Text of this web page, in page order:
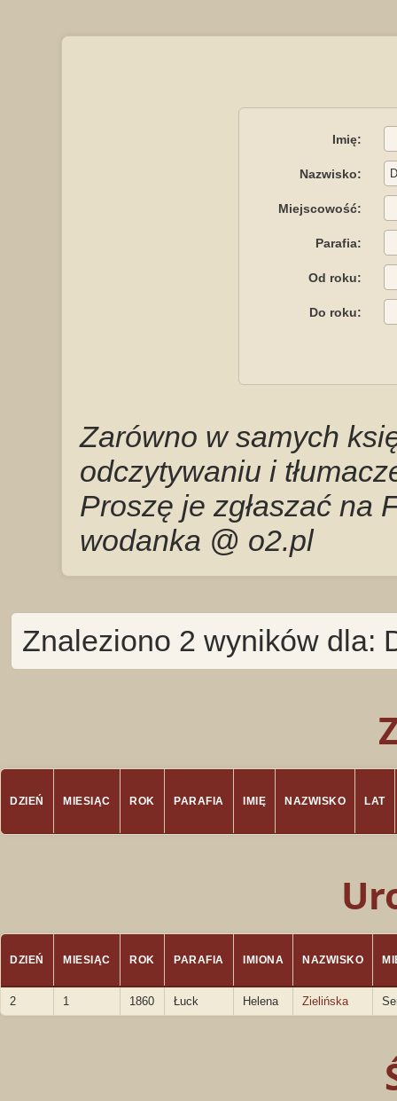
Imię:
Nazwisko:
Miejscowość:
Parafia:
Od roku:
Do roku:
Zarówno w samych
odczytywaniu i
Proszę je zgłaszać na
wodanka @ o2.pl
Znaleziono 2 wyników dla:
DZIEŃ MIESIĄC ROK PARAFIA IMIĘ NAZWISKO LAT
DZIEŃ MIESIĄC ROK PARAFIA IMIONA NAZWISKO
2 1 1860 Łuck Helena Zielińska